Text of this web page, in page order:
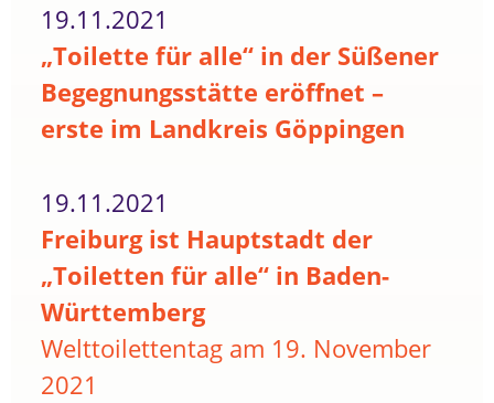
19.11.2021
„Toilette für alle“ in der Süßener
Begegnungsstätte eröffnet –
erste im Landkreis Göppingen
19.11.2021
Freiburg ist Hauptstadt der
„Toiletten für alle“ in Baden-
Württemberg
Welttoilettentag am 19. November
2021